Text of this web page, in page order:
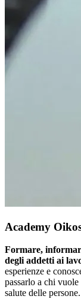
Academy
Formare,
degli addetti ai
esperienze e
passarlo a chi
salute delle persone.